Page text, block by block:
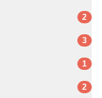
2
3
1
2